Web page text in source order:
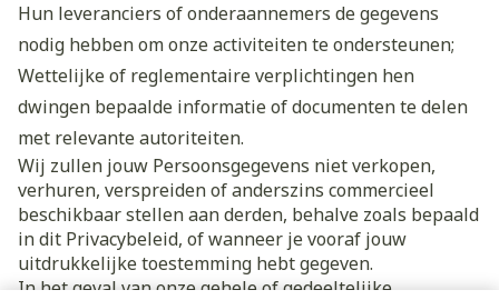
Hun leveranciers of onderaannemers de gegevens
nodig hebben om onze activiteiten te ondersteunen;
Wettelijke of reglementaire verplichtingen hen
dwingen bepaalde informatie of documenten te delen
met relevante autoriteiten.
Wij zullen jouw Persoonsgegevens niet verkopen,
verhuren, verspreiden of anderszins commercieel
beschikbaar stellen aan derden, behalve zoals bepaald
in dit Privacybeleid, of wanneer je vooraf jouw
uitdrukkelijke toestemming hebt gegeven.
In het geval van onze gehele of gedeeltelijke